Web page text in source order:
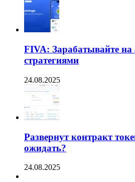
FIVA: Зарабатывайте на
стратегиями
24.08.2025
Развернут контракт
ожидать?
24.08.2025